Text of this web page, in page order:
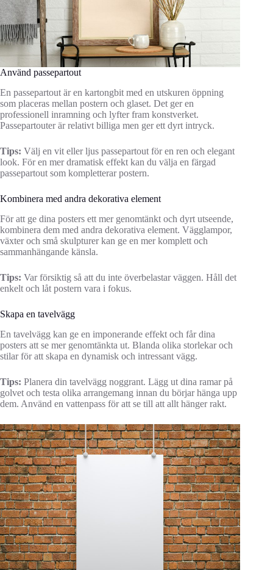
Använd passepartout
En passepartout är en kartongbit med en utskuren öppning
som placeras mellan postern och glaset. Det ger en
professionell inramning och lyfter fram konstverket.
Passepartouter är relativt billiga men ger ett dyrt intryck.
Tips: Välj en vit eller ljus passepartout för en ren och elegant
look. För en mer dramatisk effekt kan du välja en färgad
passepartout som kompletterar postern.
Kombinera med andra dekorativa element
För att ge dina posters ett mer genomtänkt och dyrt utseende,
kombinera dem med andra dekorativa element. Vägglampor,
växter och små skulpturer kan ge en mer komplett och
sammanhängande känsla.
Tips: Var försiktig så att du inte överbelastar väggen. Håll det
enkelt och låt postern vara i fokus.
Skapa en tavelvägg
En tavelvägg kan ge en imponerande effekt och får dina
posters att se mer genomtänkta ut. Blanda olika storlekar och
stilar för att skapa en dynamisk och intressant vägg.
Tips: Planera din tavelvägg noggrant. Lägg ut dina ramar på
golvet och testa olika arrangemang innan du börjar hänga upp
dem. Använd en vattenpass för att se till att allt hänger rakt.